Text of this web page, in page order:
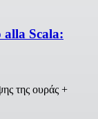
Scala:
της ουράς +